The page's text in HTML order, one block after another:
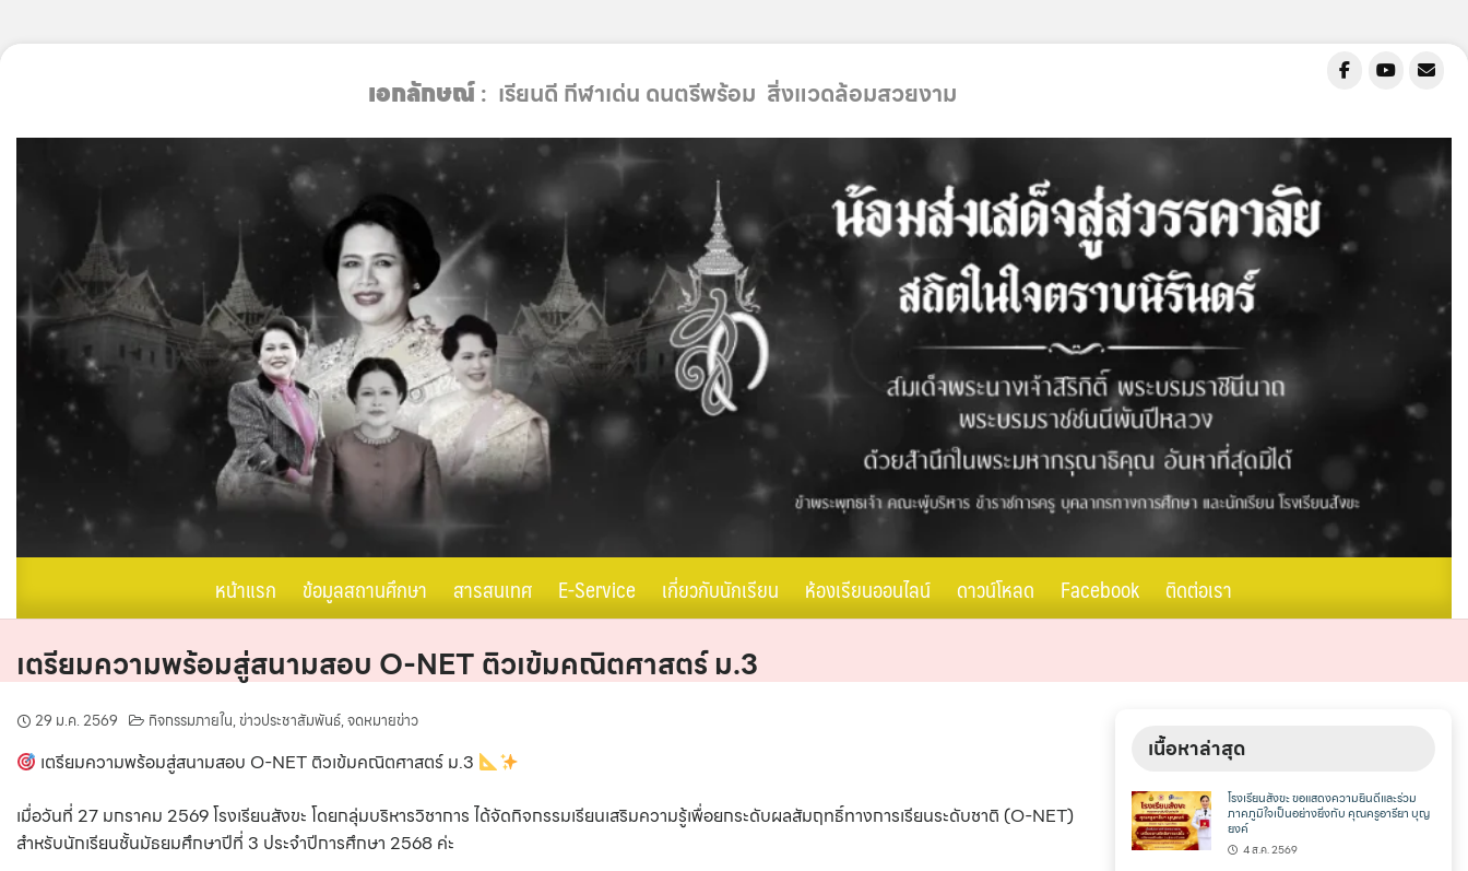
เอกลักษณ์: เรียนดี กีฬาเด่น ดนตรีพร้อม สิ่งแวดล้อมสวยงาม
หน้าแรก ข้อมูลสถานศึกษา สารสนเทศ E-Service เกี่ยวกับนักเรียน ห้องเรียนออนไลน์ ดาวน์โหลด Facebook ติดต่อเรา
เตรียมความพร้อมสู่สนามสอบ O-NET ติวเข้มคณิตศาสตร์ ม.3
29 ม.ค. 2569 กิจกรรมภายใน,ข่าวประชาสัมพันธ์,จดหมายข่าว
เตรียมความพร้อมสู่สนามสอบ O-NET ติวเข้มคณิตศาสตร์ ม.3
เมื่อวันที่ 27 มกราคม 2569 โรงเรียนสังขะ โดยกลุ่มบริหารวิชาการ ได้จัดกิจกรรมเรียนเสริมความรู้เพื่อยกระดับผลสัมฤทธิ์ทางการเรียนระดับชาติ (O-NET)
สำหรับนักเรียนชั้นมัธยมศึกษาปีที่ 3 ประจำปีการศึกษา 2568 ค่ะ
เนื้อหาล่าสุด
โรงเรียนสังขะ ขอแสดงความยินดีและร่วม
ภาคภูมิใจเป็นอย่างยิ่งกับ คุณครูอารียา บุญ
ยงค์
4 ส.ค. 2569